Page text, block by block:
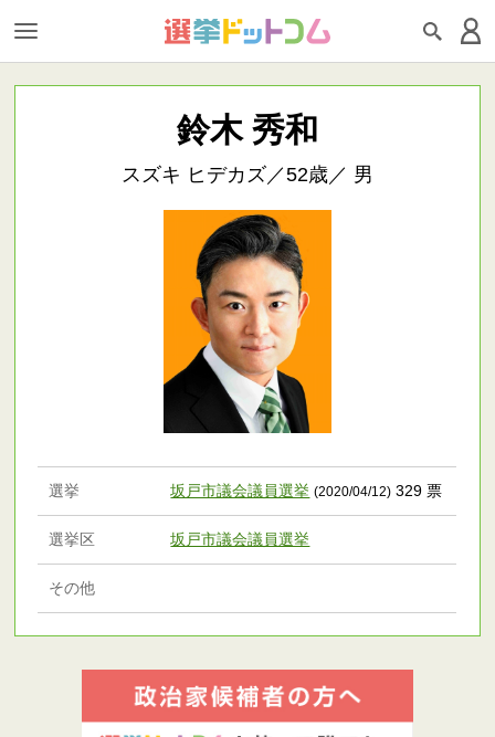
鈴木 秀和
スズキ ヒデカズ／52歳／ 男
選挙 坂戸市議会議員選挙 (2020/04/12) 329 票
選挙区 坂戸市議会議員選挙
その他